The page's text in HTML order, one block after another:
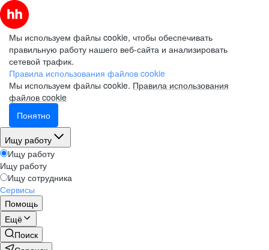
Мы используем файлы cookie, чтобы обеспечивать
правильную работу нашего веб-сайта и анализировать
сетевой трафик.
Правила использования файлов cookie
Мы используем файлы cookie. Правила использования
файлов cookie
Понятно
Ищу работу
Ищу работу
Ищу работу
Ищу сотрудника
Сервисы
Помощь
Ещё
Поиск